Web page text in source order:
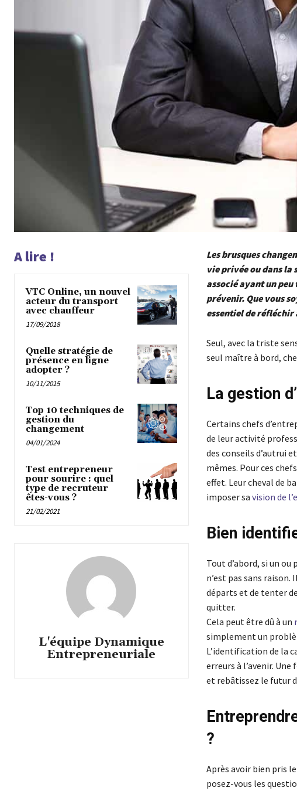
A lire !
VTC Online, un nouvel
acteur du transport
avec chauffeur
17/09/2018
Quelle stratégie de
présence en ligne
adopter ?
10/11/2015
Top 10 techniques de
gestion du
changement
04/01/2024
Test entrepreneur
pour sourire : quel
type de recruteur
êtes-vous ?
21/02/2021
L'équipe Dynamique
Entrepreneuriale
Les brusques
vie privée ou dans
associé ayant un
prévenir. Que vous
essentiel de réfléchir
Seul, avec la triste
seul maître à bord,
La gestion
Certains chefs
de leur activité
des conseils d’autrui
mêmes. Pour ces
effet. Leur cheval de
imposer sa vision de
Bien
Tout d’abord, si un
n’est pas sans
départs et de tenter
quitter.
Cela peut être dû à un
simplement un
L’identification de la
erreurs à l’avenir.
et rebâtissez le futur
?
Après avoir bien pris
posez-vous les